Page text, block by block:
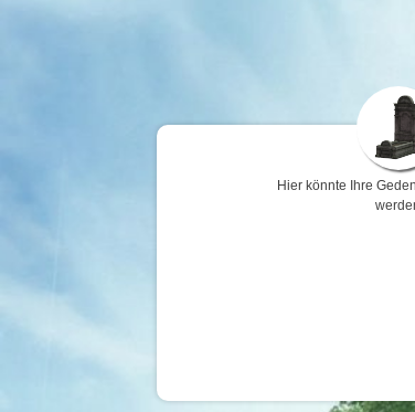
Hier könnte Ihre